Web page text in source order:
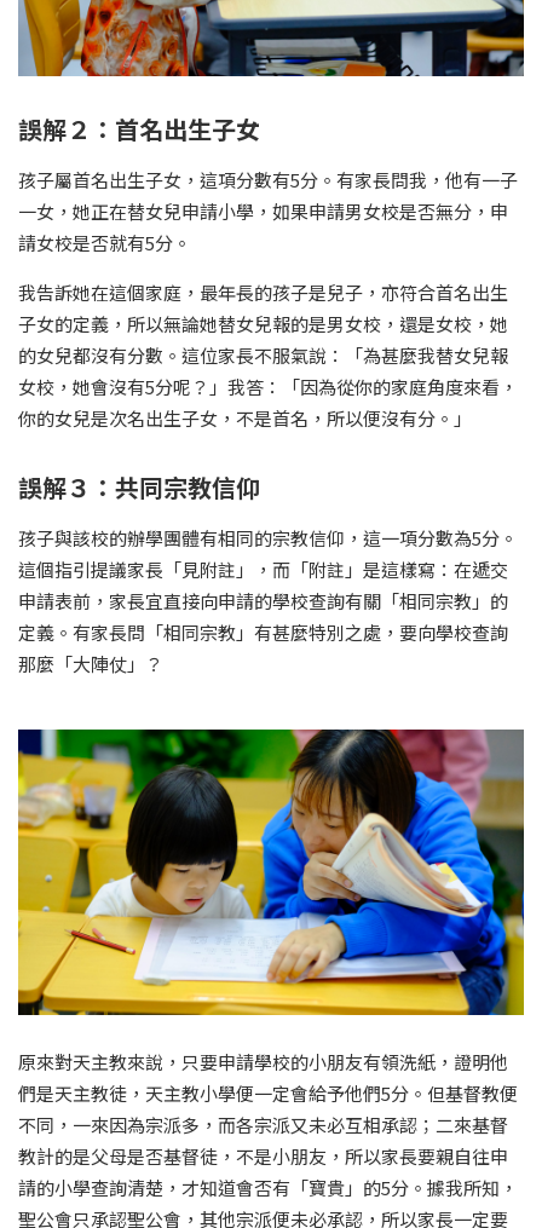
誤解２：首名出生子女
孩子屬首名出生子女，這項分數有5分。有家長問我，他有一子
一女，她正在替女兒申請小學，如果申請男女校是否無分，申
請女校是否就有5分。
我告訴她在這個家庭，最年長的孩子是兒子，亦符合首名出生
子女的定義，所以無論她替女兒報的是男女校，還是女校，她
的女兒都沒有分數。這位家長不服氣說：「為甚麼我替女兒報
女校，她會沒有5分呢？」我答：「因為從你的家庭角度來看，
你的女兒是次名出生子女，不是首名，所以便沒有分。」
誤解３：共同宗教信仰
孩子與該校的辦學團體有相同的宗教信仰，這一項分數為5分。
這個指引提議家長「見附註」，而「附註」是這樣寫：在遞交
申請表前，家長宜直接向申請的學校查詢有關「相同宗教」的
定義。有家長問「相同宗教」有甚麼特別之處，要向學校查詢
那麼「大陣仗」？
原來對天主教來說，只要申請學校的小朋友有領洗紙，證明他
們是天主教徒，天主教小學便一定會給予他們5分。但基督教便
不同，一來因為宗派多，而各宗派又未必互相承認；二來基督
教計的是父母是否基督徒，不是小朋友，所以家長要親自往申
請的小學查詢清楚，才知道會否有「寶貴」的5分。據我所知，
聖公會只承認聖公會，其他宗派便未必承認，所以家長一定要